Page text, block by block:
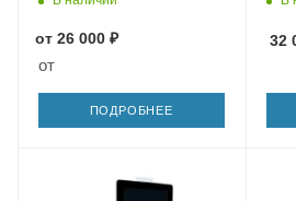
от 26 000 ₽
от
ПОДРОБНЕЕ
32